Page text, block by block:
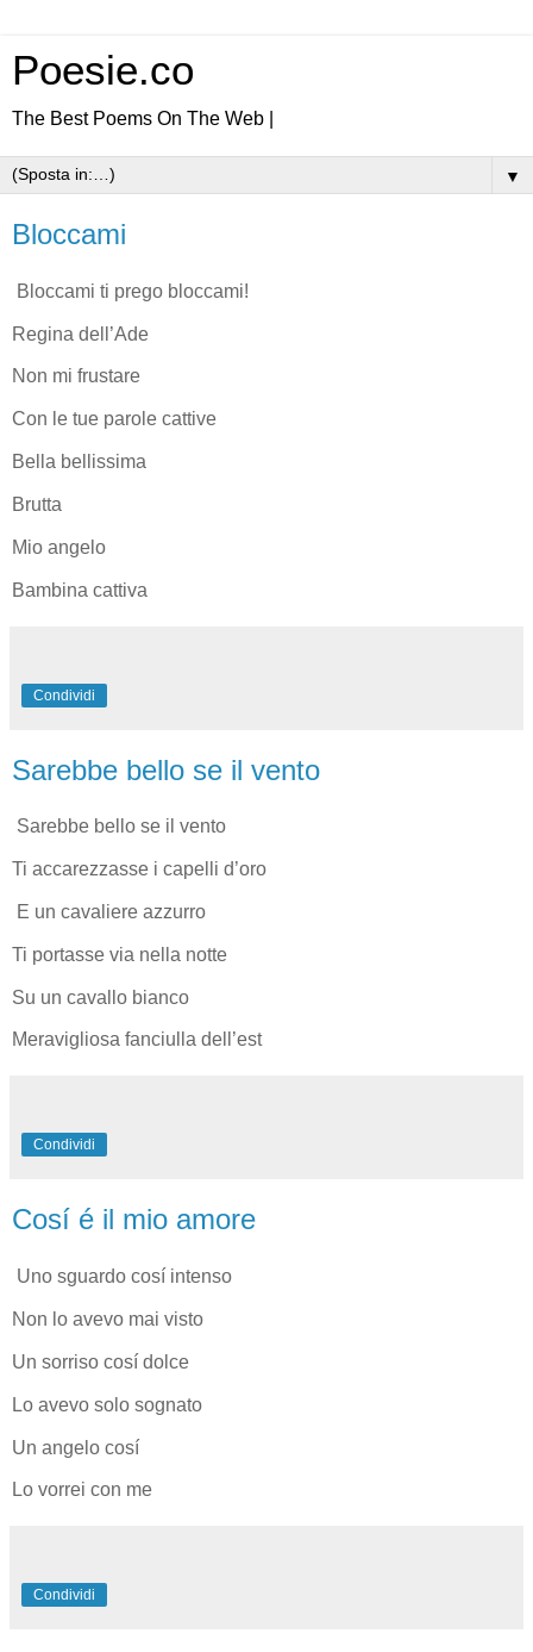
Poesie.co
The Best Poems On The Web |
▼
Bloccami
Bloccami ti prego bloccami!
Regina dell’Ade
Non mi frustare
Con le tue parole cattive
Bella bellissima
Brutta
Mio angelo
Bambina cattiva
Condividi
Sarebbe bello se il vento
Sarebbe bello se il vento
Ti accarezzasse i capelli d’oro
E un cavaliere azzurro
Ti portasse via nella notte
Su un cavallo bianco
Meravigliosa fanciulla dell’est
Condividi
Cosí é il mio amore
Uno sguardo cosí intenso
Non lo avevo mai visto
Un sorriso cosí dolce
Lo avevo solo sognato
Un angelo cosí
Lo vorrei con me
Condividi